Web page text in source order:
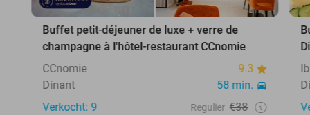
Buffet petit-déjeuner de luxe + verre de
champagne à l'hôtel-restaurant CCnomie
CCnomie
9.3
Dinant
58 min.
Verkocht: 9
Regulier €38